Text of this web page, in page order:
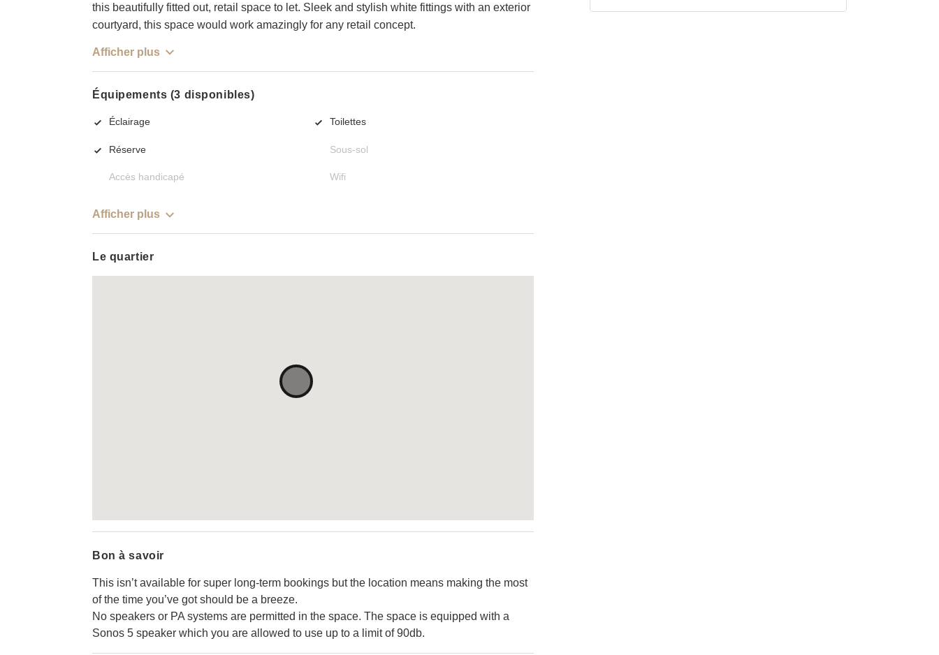
this beautifully fitted out, retail space to let. Sleek and stylish white fittings with an exterior
courtyard, this space would work amazingly for any retail concept.
Afficher plus
Équipements (3 disponibles)
Éclairage Toilettes
Réserve Sous-sol
Accès handicapé Wifi
Afficher plus
Le quartier
Bon à savoir
This isn’t available for super long-term bookings but the location means making the most
of the time you’ve got should be a breeze.
No speakers or PA systems are permitted in the space. The space is equipped with a
Sonos 5 speaker which you are allowed to use up to a limit of 90db.